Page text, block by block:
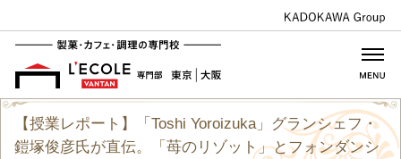
【授業レポート】「Toshi Yoroizuka」グランシェフ・
鎧塚俊彦氏が直伝。「苺のリゾット」とフォンダンシ